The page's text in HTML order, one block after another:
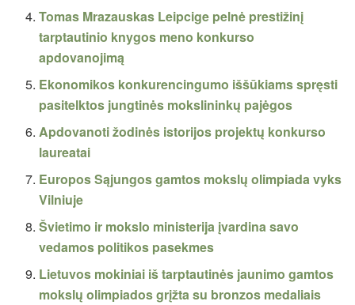
Tomas Mrazauskas Leipcige pelnė prestižinį
tarptautinio knygos meno konkurso
apdovanojimą
Ekonomikos konkurencingumo iššūkiams spręsti
pasitelktos jungtinės mokslininkų pajėgos
Apdovanoti žodinės istorijos projektų konkurso
laureatai
Europos Sąjungos gamtos mokslų olimpiada vyks
Vilniuje
Švietimo ir mokslo ministerija įvardina savo
vedamos politikos pasekmes
Lietuvos mokiniai iš tarptautinės jaunimo gamtos
mokslų olimpiados grįžta su bronzos medaliais